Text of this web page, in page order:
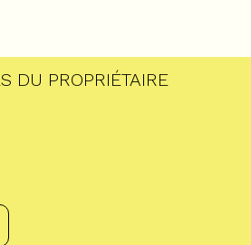
DU PROPRIÉTAIRE